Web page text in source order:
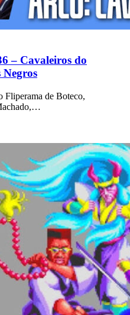
– Cavaleiros do
Fliperama de Boteco,